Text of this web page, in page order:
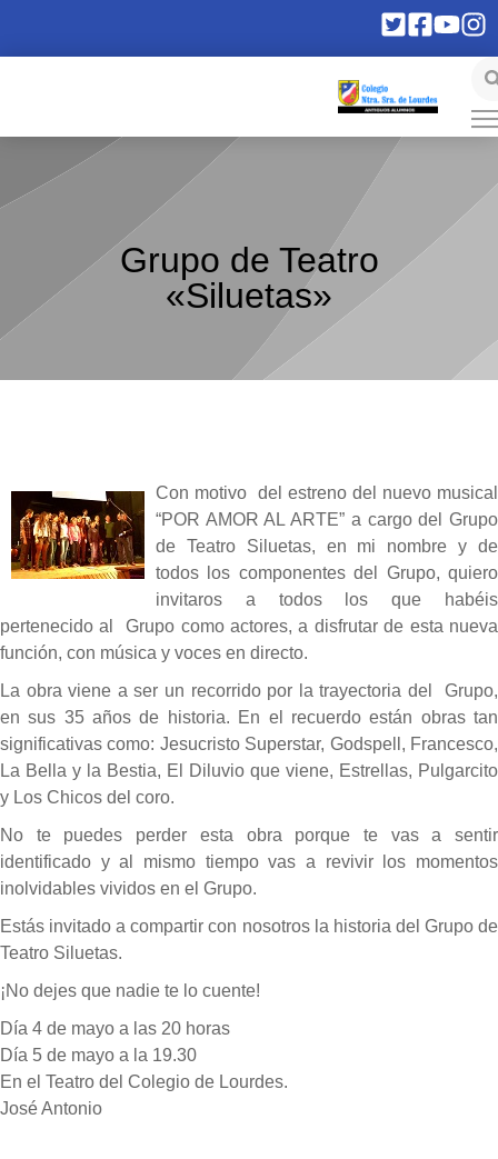
Grupo de Teatro
«Siluetas»
Con motivo del estreno del nuevo musical
“POR AMOR AL ARTE” a cargo del Grupo
de Teatro Siluetas, en mi nombre y de
todos los componentes del Grupo, quiero
invitaros a todos los que habéis
pertenecido al Grupo como actores, a disfrutar de esta nueva
función, con música y voces en directo.
La obra viene a ser un recorrido por la trayectoria del Grupo,
en sus 35 años de historia. En el recuerdo están obras tan
significativas como: Jesucristo Superstar, Godspell, Francesco,
La Bella y la Bestia, El Diluvio que viene, Estrellas, Pulgarcito
y Los Chicos del coro.
No te puedes perder esta obra porque te vas a sentir
identificado y al mismo tiempo vas a revivir los momentos
inolvidables vividos en el Grupo.
Estás invitado a compartir con nosotros la historia del Grupo de
Teatro Siluetas.
¡No dejes que nadie te lo cuente!
Día 4 de mayo a las 20 horas
Día 5 de mayo a la 19.30
En el Teatro del Colegio de Lourdes.
José Antonio